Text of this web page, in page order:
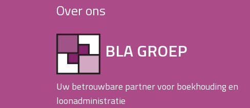
Over ons
BLA GROEP
Uw betrouwbare partner voor boekhouding en
loonadministratie